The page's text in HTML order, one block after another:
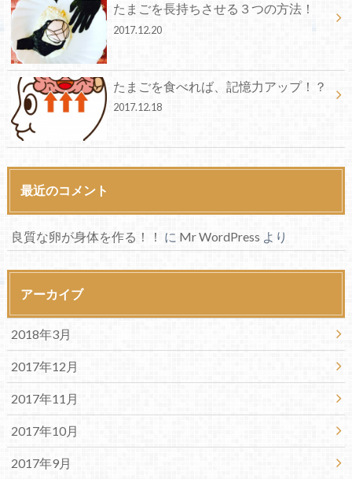
たまごを長持ちさせる３つの方法！
2017.12.20
たまごを食べれば、記憶力アップ！？
2017.12.18
最近のコメント
良質な卵が身体を作る！！ に Mr WordPress より
アーカイブ
2018年3月
2017年12月
2017年11月
2017年10月
2017年9月